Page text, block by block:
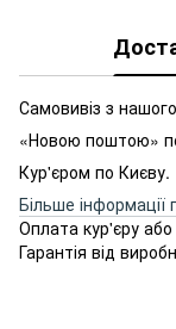
Самовивіз з
«Новою поштою»
Кур'єром по Києву.
Більше інформації
Оплата кур'єру або
Гарантія від